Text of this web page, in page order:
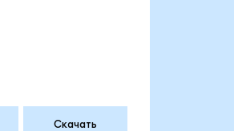
Скачать